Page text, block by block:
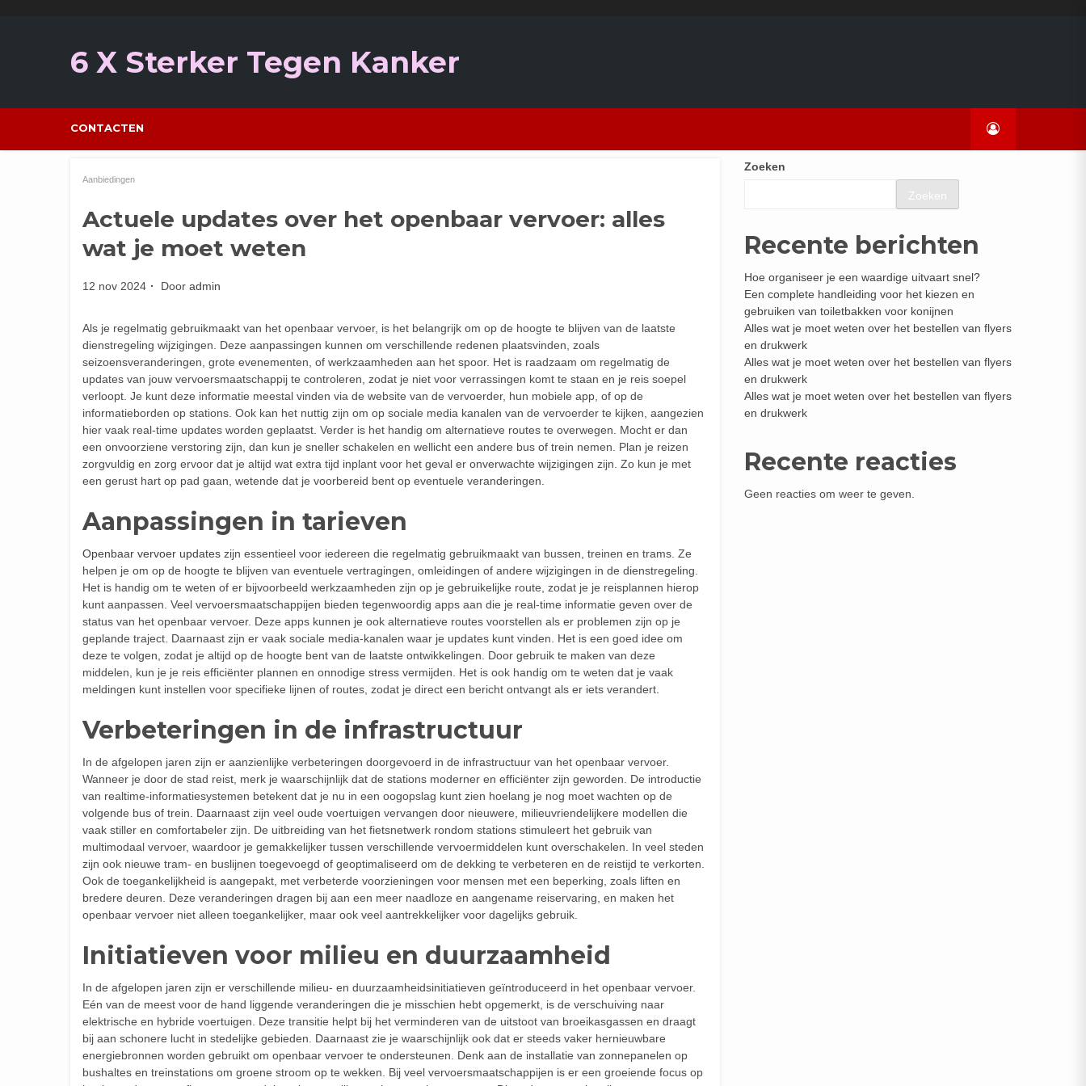
6 X Sterker Tegen Kanker
CONTACTEN
Aanbiedingen
Actuele updates over het openbaar vervoer: alles
wat je moet weten
12 nov 2024 Door admin
Als je regelmatig gebruikmaakt van het openbaar vervoer, is het belangrijk om op de hoogte te blijven van de laatste
dienstregeling wijzigingen. Deze aanpassingen kunnen om verschillende redenen plaatsvinden, zoals
seizoensveranderingen, grote evenementen, of werkzaamheden aan het spoor. Het is raadzaam om regelmatig de
updates van jouw vervoersmaatschappij te controleren, zodat je niet voor verrassingen komt te staan en je reis soepel
verloopt. Je kunt deze informatie meestal vinden via de website van de vervoerder, hun mobiele app, of op de
informatieborden op stations. Ook kan het nuttig zijn om op sociale media kanalen van de vervoerder te kijken, aangezien
hier vaak real-time updates worden geplaatst. Verder is het handig om alternatieve routes te overwegen. Mocht er dan
een onvoorziene verstoring zijn, dan kun je sneller schakelen en wellicht een andere bus of trein nemen. Plan je reizen
zorgvuldig en zorg ervoor dat je altijd wat extra tijd inplant voor het geval er onverwachte wijzigingen zijn. Zo kun je met
een gerust hart op pad gaan, wetende dat je voorbereid bent op eventuele veranderingen.
Aanpassingen in tarieven
Openbaar vervoer updates zijn essentieel voor iedereen die regelmatig gebruikmaakt van bussen, treinen en trams. Ze
helpen je om op de hoogte te blijven van eventuele vertragingen, omleidingen of andere wijzigingen in de dienstregeling.
Het is handig om te weten of er bijvoorbeeld werkzaamheden zijn op je gebruikelijke route, zodat je je reisplannen hierop
kunt aanpassen. Veel vervoersmaatschappijen bieden tegenwoordig apps aan die je real-time informatie geven over de
status van het openbaar vervoer. Deze apps kunnen je ook alternatieve routes voorstellen als er problemen zijn op je
geplande traject. Daarnaast zijn er vaak sociale media-kanalen waar je updates kunt vinden. Het is een goed idee om
deze te volgen, zodat je altijd op de hoogte bent van de laatste ontwikkelingen. Door gebruik te maken van deze
middelen, kun je je reis efficiënter plannen en onnodige stress vermijden. Het is ook handig om te weten dat je vaak
meldingen kunt instellen voor specifieke lijnen of routes, zodat je direct een bericht ontvangt als er iets verandert.
Verbeteringen in de infrastructuur
In de afgelopen jaren zijn er aanzienlijke verbeteringen doorgevoerd in de infrastructuur van het openbaar vervoer.
Wanneer je door de stad reist, merk je waarschijnlijk dat de stations moderner en efficiënter zijn geworden. De introductie
van realtime-informatiesystemen betekent dat je nu in een oogopslag kunt zien hoelang je nog moet wachten op de
volgende bus of trein. Daarnaast zijn veel oude voertuigen vervangen door nieuwere, milieuvriendelijkere modellen die
vaak stiller en comfortabeler zijn. De uitbreiding van het fietsnetwerk rondom stations stimuleert het gebruik van
multimodaal vervoer, waardoor je gemakkelijker tussen verschillende vervoermiddelen kunt overschakelen. In veel steden
zijn ook nieuwe tram- en buslijnen toegevoegd of geoptimaliseerd om de dekking te verbeteren en de reistijd te verkorten.
Ook de toegankelijkheid is aangepakt, met verbeterde voorzieningen voor mensen met een beperking, zoals liften en
bredere deuren. Deze veranderingen dragen bij aan een meer naadloze en aangename reiservaring, en maken het
openbaar vervoer niet alleen toegankelijker, maar ook veel aantrekkelijker voor dagelijks gebruik.
Initiatieven voor milieu en duurzaamheid
In de afgelopen jaren zijn er verschillende milieu- en duurzaamheidsinitiatieven geïntroduceerd in het openbaar vervoer.
Eén van de meest voor de hand liggende veranderingen die je misschien hebt opgemerkt, is de verschuiving naar
elektrische en hybride voertuigen. Deze transitie helpt bij het verminderen van de uitstoot van broeikasgassen en draagt
bij aan schonere lucht in stedelijke gebieden. Daarnaast zie je waarschijnlijk ook dat er steeds vaker hernieuwbare
energiebronnen worden gebruikt om openbaar vervoer te ondersteunen. Denk aan de installatie van zonnepanelen op
bushaltes en treinstations om groene stroom op te wekken. Bij veel vervoersmaatschappijen is er een groeiende focus op
Zoeken
Zoeken
Recente berichten
Hoe organiseer je een waardige uitvaart snel?
Een complete handleiding voor het kiezen en
gebruiken van toiletbakken voor konijnen
Alles wat je moet weten over het bestellen van flyers
en drukwerk
Alles wat je moet weten over het bestellen van flyers
en drukwerk
Alles wat je moet weten over het bestellen van flyers
en drukwerk
Recente reacties
Geen reacties om weer te geven.